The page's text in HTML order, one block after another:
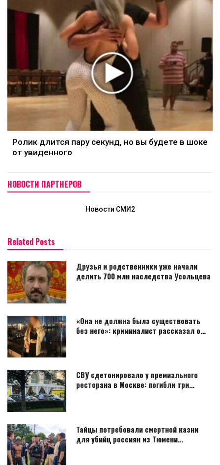
Ролик длится пару секунд, но вы будете в шоке
от увиденного
НОВОСТИ ПАРТНЕРОВ
Новости СМИ2
Related Posts
Друзья и родственники уже начали
делить 700 млн наследства Усольцева
«Она не должна была существовать
без него»: криминалист рассказал о…
СВУ сдетонировало у премиального
ресторана в Москве: погибли три…
Тайцы потребовали смертной казни
для убийц россиян из Тюмени…